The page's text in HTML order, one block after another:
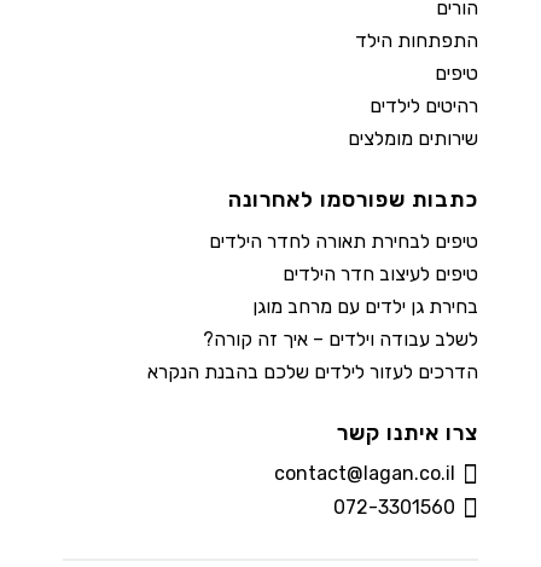
הורים
התפתחות הילד
טיפים
רהיטים לילדים
שירותים מומלצים
כתבות שפורסמו לאחרונה
טיפים לבחירת תאורה לחדר הילדים
טיפים לעיצוב חדר הילדים
בחירת גן ילדים עם מרחב מוגן
לשלב עבודה וילדים – איך זה קורה?
הדרכים לעזור לילדים שלכם בהבנת הנקרא
צרו איתנו קשר
contact@lagan.co.il
072-3301560